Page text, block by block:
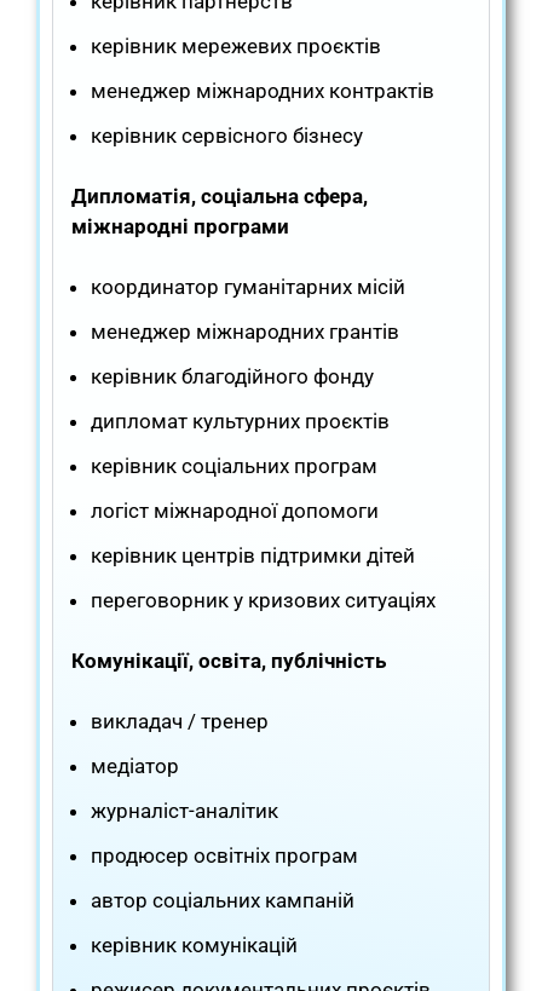
керівник мережевих проєктів
менеджер міжнародних контрактів
керівник сервісного бізнесу
Дипломатія, соціальна сфера,
міжнародні програми
координатор гуманітарних місій
менеджер міжнародних грантів
керівник благодійного фонду
дипломат культурних проєктів
керівник соціальних програм
логіст міжнародної допомоги
керівник центрів підтримки дітей
переговорник у кризових ситуаціях
Комунікації, освіта, публічність
викладач / тренер
медіатор
журналіст-аналітик
продюсер освітніх програм
автор соціальних кампаній
керівник комунікацій